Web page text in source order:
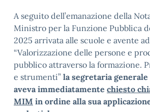
A seguito dell’emanazione della
Ministro per la Funzione Pubblica
2025 arrivata alle scuole e avente
“Valorizzazione delle persone e
pubblico attraverso la formazione.
e strumenti” la segretaria generale
aveva immediatamente chiesto
MIM in ordine alla sua